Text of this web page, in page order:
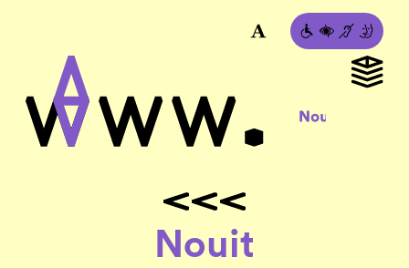
Nouit